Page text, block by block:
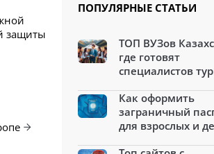
защиты
ПОПУЛЯРНЫЕ СТАТЬИ
ТОП ВУЗов
где готовят
специалистов
Как оформить
заграничный
для взрослых и